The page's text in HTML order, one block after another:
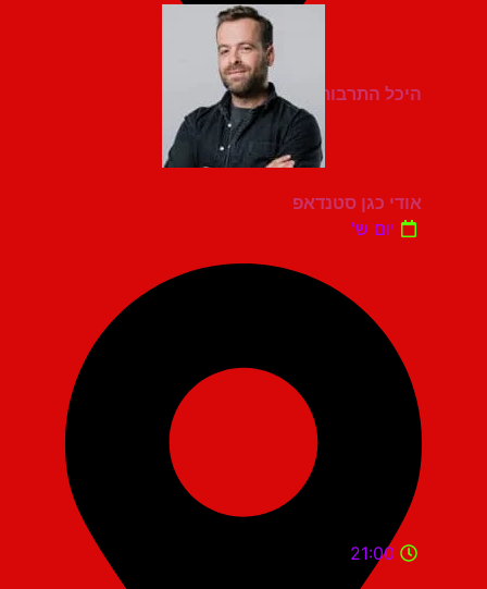
היכל התרבות מעלות תרשיחא
אודי כגן סטנדאפ
יום ש'
21:00